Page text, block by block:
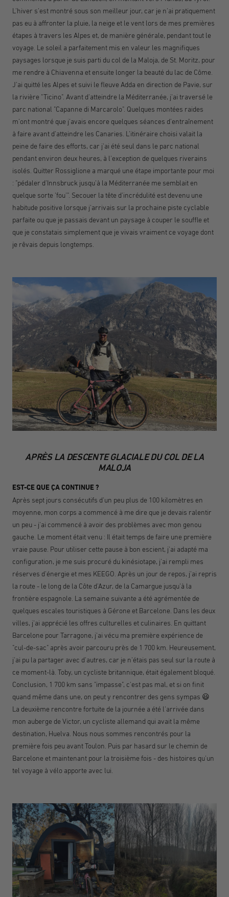
L'hiver s'est montré sous son meilleur jour, car je n'ai pratiquement
pas eu à affronter la pluie, la neige et le vent lors de mes premières
étapes à travers les Alpes et, de manière générale, pendant tout le
voyage. Le soleil a parfaitement mis en valeur les magnifiques
paysages lorsque je suis parti du col de la Maloja, de St. Moritz, pour
me rendre à Chiavenna et ensuite longer la beauté du lac de Côme.
J'ai quitté les Alpes et suivi le fleuve Adda en direction de Pavie, sur
la rivière "Ticino". Avant d'atteindre la Méditerranée, j'ai traversé le
parc national "Capanne di Marcarolo". Quelques montées raides
m'ont montré que j'avais encore quelques séances d'entraînement
à faire avant d'atteindre les Canaries. L'itinéraire choisi valait la
peine de faire des efforts, car j'ai été seul dans le parc national
pendant environ deux heures, à l'exception de quelques riverains
isolés. Quitter Rossiglione a marqué une étape importante pour moi
: "pédaler d'Innsbruck jusqu'à la Méditerranée me semblait en
quelque sorte 'fou'". Secouer la tête d'incrédulité est devenu une
habitude positive lorsque j'arrivais sur la prochaine piste cyclable
parfaite ou que je passais devant un paysage à couper le souffle et
que je constatais simplement que je vivais vraiment ce voyage dont
je rêvais depuis longtemps.
APRÈS LA DESCENTE GLACIALE DU COL DE LA
MALOJA
EST-CE QUE ÇA CONTINUE ?
Après sept jours consécutifs d'un peu plus de 100 kilomètres en
moyenne, mon corps a commencé à me dire que je devais ralentir
un peu - j'ai commencé à avoir des problèmes avec mon genou
gauche. Le moment était venu : Il était temps de faire une première
vraie pause. Pour utiliser cette pause à bon escient, j'ai adapté ma
configuration, je me suis procuré du kinésiotape, j'ai rempli mes
réserves d'énergie et mes KEEGO. Après un jour de repos, j'ai repris
la route - le long de la Côte d'Azur, de la Camargue jusqu'à la
frontière espagnole. La semaine suivante a été agrémentée de
quelques escales touristiques à Gérone et Barcelone. Dans les deux
villes, j'ai apprécié les offres culturelles et culinaires. En quittant
Barcelone pour Tarragone, j'ai vécu ma première expérience de
"cul-de-sac" après avoir parcouru près de 1 700 km. Heureusement,
j'ai pu la partager avec d'autres, car je n'étais pas seul sur la route à
ce moment-là. Toby, un cycliste britannique, était également bloqué.
Conclusion, 1 700 km sans "impasse", c'est pas mal, et si on finit
quand même dans une, on peut y rencontrer des gens sympas 😃
La deuxième rencontre fortuite de la journée a été l'arrivée dans
mon auberge de Victor, un cycliste allemand qui avait la même
destination, Huelva. Nous nous sommes rencontrés pour la
première fois peu avant Toulon. Puis par hasard sur le chemin de
Barcelone et maintenant pour la troisième fois - des histoires qu'un
tel voyage à vélo apporte avec lui.